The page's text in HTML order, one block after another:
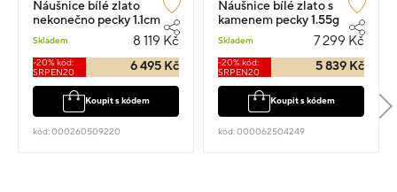
Náušnice bílé zlato
nekonečno pecky 1.1cm
Skladem 8 119 Kč
-20% kód:
SRPEN20
6 495 Kč
Koupit s kódem
kód: 000260509220
Náušnice bílé zlato s
kamenem pecky 1.55g
Skladem 7 299 Kč
-20% kód:
SRPEN20
5 839 Kč
Koupit s kódem
kód: 000062504249